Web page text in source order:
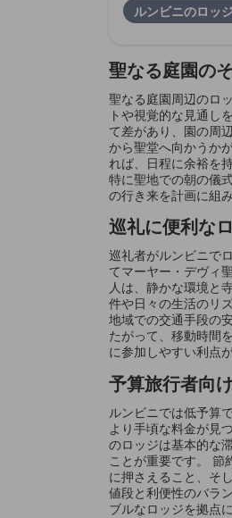
ルンビニのロッ
聖なる庭園の
聖なる庭園周辺のロ
トや視覚的な見通し
て差があり、園の周
から聖堂へ向かうか
れば、日程に余裕を
特に聖地での朝の儀
の行き来を計画に組
巡礼に便利な
巡礼者がルンビニで
てマーヤー・デヴィ
人は、静かな環境と
件や日々の生活のリ
地域での交通手段の
たがって、移動時間
に参加しやすい利点
予算旅行者向
ルンビニでは低予算
より手頃な料金が見
のロッジは基本的な
ことが重要です。 節
に押さえること、そ
値段と利便性のバラ
ブルなロッジを拠点